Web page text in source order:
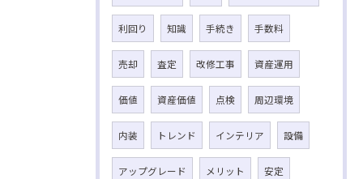
利回り 知識 手続き 手数料
売却 査定 改修工事 資産運用
価値 資産価値 点検 周辺環境
内装 トレンド インテリア 設備
アップグレード メリット 安定